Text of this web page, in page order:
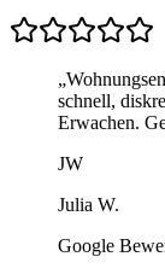
„
schnell,
Erwachen.
JW
Julia W.
Google